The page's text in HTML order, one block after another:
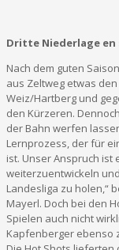
Dritte Niederlage
Nach dem guten
aus Zeltweg etwas
Weiz/Hartberg und
den Kürzeren.
der Bahn werfen
Lernprozess, der für
ist. Unser Anspruch ist
weiterzuentwickeln
Landesliga zu holen,“
Mayerl. Doch bei den
Spielen auch nicht
Kapfenberger ebenso